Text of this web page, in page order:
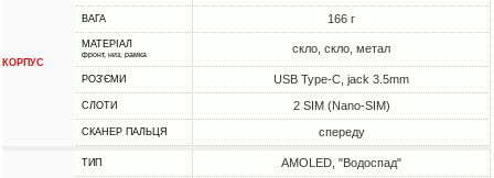
КОРПУС
ВАГА 166 г
МАТЕРІАЛ
фронт, низ, рамка скло, скло, метал
РОЗ'ЄМИ USB Type-C, jack 3.5mm
СЛОТИ 2 SIM (Nano-SIM)
СКАНЕР ПАЛЬЦЯ спереду
ТИП AMOLED, "Водоспад"